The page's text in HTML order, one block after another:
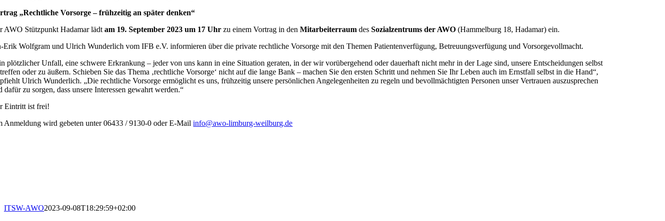
„Rechtliche Vorsorge – frühzeitig an später denken“
AWO Stützpunkt Hadamar lädtam 19. September 2023 um 17 Uhr zu einem Vortrag in denMitarbeiterraum desSozialzentrums der AWO (Hammelburg 18, Hadamar) ein.
Erik Wolfgram und Ulrich Wunderlich vom IFB e.V. informieren über die private rechtliche Vorsorge mit den Themen Patientenverfügung, Betreuungsverfügung und Vorsorgevollmacht.
plötzlicher Unfall, eine schwere Erkrankung – jeder von uns kann in eine Situation geraten, in der wir vorübergehend oder dauerhaft nicht mehr in der Lage sind, unsere Entscheidungen selbst
oder zu äußern. Schieben Sie das Thema ‚rechtliche Vorsorge‘ nicht auf die lange Bank – machen Sie den ersten Schritt und nehmen Sie Ihr Leben auch im Ernstfall selbst in die Hand“,
Ulrich Wunderlich. „Die rechtliche Vorsorge ermöglicht es uns, frühzeitig unsere persönlichen Angelegenheiten zu regeln und bevollmächtigten Personen unser Vertrauen auszusprechen
dafür zu sorgen, dass unsere Interessen gewahrt werden.“
Eintritt ist frei!
Anmeldung wird gebeten unter 06433 / 9130-0 oder E-Mailinfo@awo-limburg-weilburg.de
ITSW-AWO2023-09-08T18:29:59+02:00